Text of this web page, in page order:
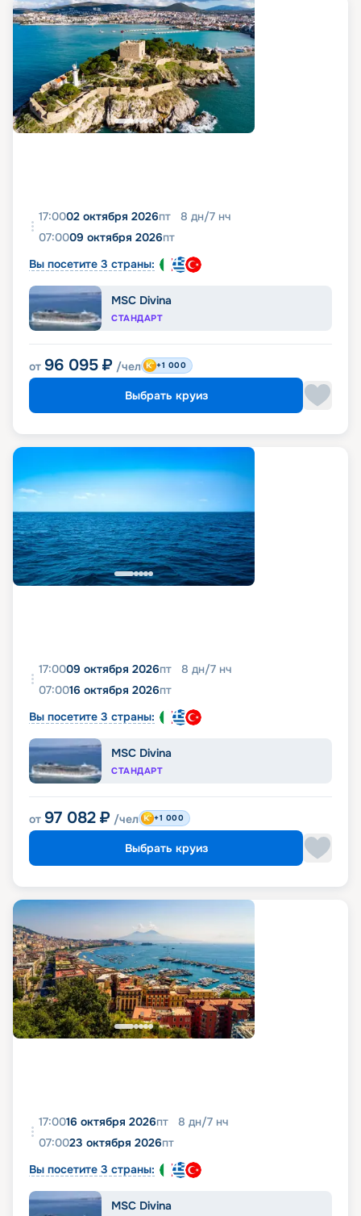
17:0002 октября 2026пт 8 дн/7 нч
07:0009 октября 2026пт
Вы посетите 3 страны:
MSC Divina
СТАНДАРТ
от 96 095 ₽ /чел +1 000
Выбрать круиз
17:0009 октября 2026пт 8 дн/7 нч
07:0016 октября 2026пт
Вы посетите 3 страны:
MSC Divina
СТАНДАРТ
от 97 082 ₽ /чел +1 000
Выбрать круиз
17:0016 октября 2026пт 8 дн/7 нч
07:0023 октября 2026пт
Вы посетите 3 страны:
MSC Divina